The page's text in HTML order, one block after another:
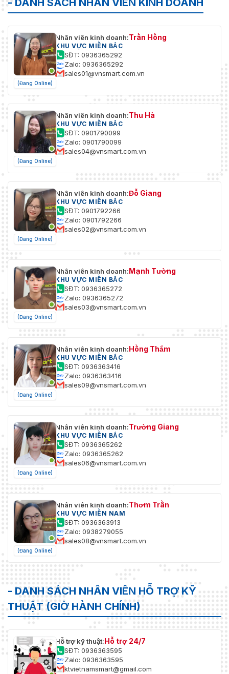
- DANH SÁCH NHÂN VIÊN KINH DOANH
(Đang Online)
Nhân viên kinh doanh:Trần Hồng
KHU VỰC MIỀN BẮC
SĐT: 0936365292
Zalo: 0936365292
sales01@vnsmart.com.vn
(Đang Online)
Nhân viên kinh doanh:Thu Hà
KHU VỰC MIỀN BẮC
SĐT: 0901790099
Zalo: 0901790099
sales04@vnsmart.com.vn
(Đang Online)
Nhân viên kinh doanh:Đỗ Giang
KHU VỰC MIỀN BẮC
SĐT: 0901792266
Zalo: 0901792266
sales02@vnsmart.com.vn
(Đang Online)
Nhân viên kinh doanh:Mạnh Tường
KHU VỰC MIỀN BẮC
SĐT: 0936365272
Zalo: 0936365272
sales03@vnsmart.com.vn
(Đang Online)
Nhân viên kinh doanh:Hồng Thắm
KHU VỰC MIỀN BẮC
SĐT: 0936363416
Zalo: 0936363416
sales09@vnsmart.com.vn
(Đang Online)
Nhân viên kinh doanh:Trường Giang
KHU VỰC MIỀN BẮC
SĐT: 0936365262
Zalo: 0936365262
sales06@vnsmart.com.vn
(Đang Online)
Nhân viên kinh doanh:Thơm Trần
KHU VỰC MIỀN NAM
SĐT: 0936363913
Zalo: 0938279055
sales08@vnsmart.com.vn
- DANH SÁCH NHÂN VIÊN HỖ TRỢ KỸ
THUẬT (GIỜ HÀNH CHÍNH)
Hỗ trợ kỹ thuật:Hỗ trợ 24/7
SĐT: 0936363595
Zalo: 0936363595
ktvietnamsmart@gmail.com